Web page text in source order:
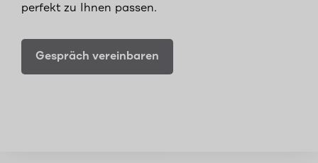
perfekt zu Ihnen passen.
Gespräch vereinbaren